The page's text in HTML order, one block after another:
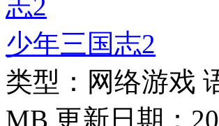
少年三国志2
类型： 网络游戏
MB 更新日期：